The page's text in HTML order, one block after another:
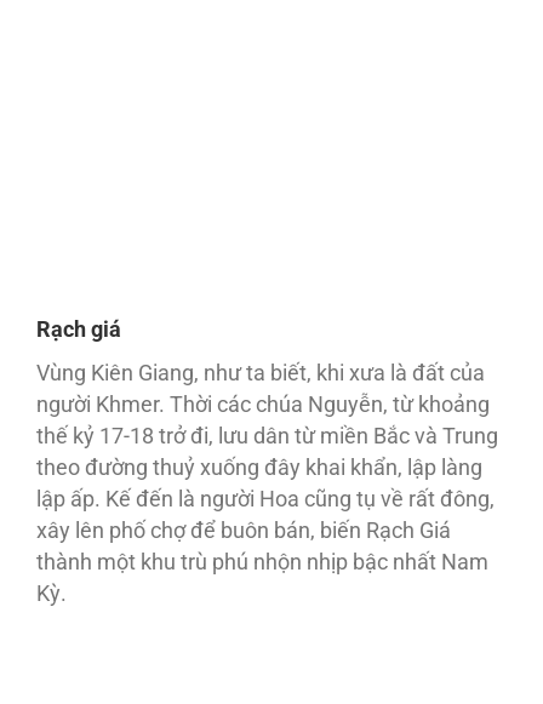
Rạch giá
Vùng Kiên Giang, như ta biết, khi xưa là đất của
người Khmer. Thời các chúa Nguyễn, từ khoảng
thế kỷ 17-18 trở đi, lưu dân từ miền Bắc và Trung
theo đường thuỷ xuống đây khai khẩn, lập làng
lập ấp. Kế đến là người Hoa cũng tụ về rất đông,
xây lên phố chợ để buôn bán, biến Rạch Giá
thành một khu trù phú nhộn nhịp bậc nhất Nam
Kỳ.